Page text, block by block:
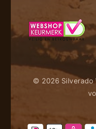
© 2026 Silverado